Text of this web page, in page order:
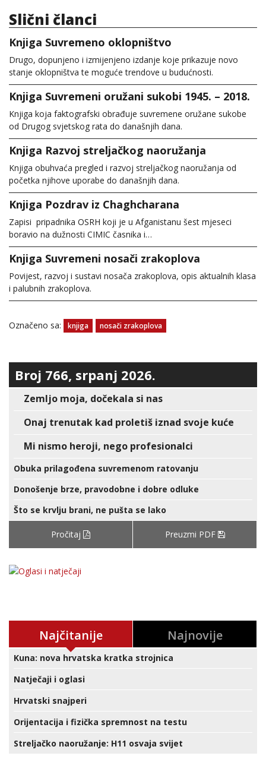
Slični članci
Knjiga Suvremeno oklopništvo
Drugo, dopunjeno i izmijenjeno izdanje koje prikazuje novo
stanje oklopništva te moguće trendove u budućnosti.
Knjiga Suvremeni oružani sukobi 1945. – 2018.
Knjiga koja faktografski obrađuje suvremene oružane sukobe
od Drugog svjetskog rata do današnjih dana.
Knjiga Razvoj streljačkog naoružanja
Knjiga obuhvaća pregled i razvoj streljačkog naoružanja od
početka njihove uporabe do današnjih dana.
Knjiga Pozdrav iz Chaghcharana
Zapisi pripadnika OSRH koji je u Afganistanu šest mjeseci
boravio na dužnosti CIMIC časnika i…
Knjiga Suvremeni nosači zrakoplova
Povijest, razvoj i sustavi nosača zrakoplova, opis aktualnih klasa
i palubnih zrakoplova.
Označeno sa: knjiga nosači zrakoplova
Broj 766, srpanj 2026.
Zemljo moja, dočekala si nas
Onaj trenutak kad proletiš iznad svoje kuće
Mi nismo heroji, nego profesionalci
Obuka prilagođena suvremenom ratovanju
Donošenje brze, pravodobne i dobre odluke
Što se krvlju brani, ne pušta se lako
Pročitaj Preuzmi PDF
Najčitanije Najnovije
Kuna: nova hrvatska kratka strojnica
Natječaji i oglasi
Hrvatski snajperi
Orijentacija i fizička spremnost na testu
Streljačko naoružanje: H11 osvaja svijet